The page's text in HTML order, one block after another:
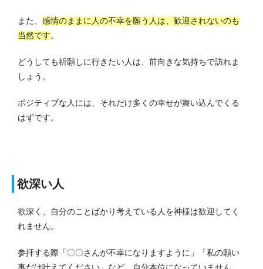
また、 感情のままに人の不幸を願う人は、歓迎されないのも
当然です。
どうしても祈願しに行きたい人は、前向きな気持ちで訪れま
しょう。
ポジティブな人には、それだけ多くの幸せが舞い込んでくる
はずです。
欲深い人
欲深く、自分のことばかり考えている人を神様は歓迎してく
れません。
参拝する際「〇〇さんが不幸になりますように」「私の願い
事だけ叶えてください」など、自分本位になっていません